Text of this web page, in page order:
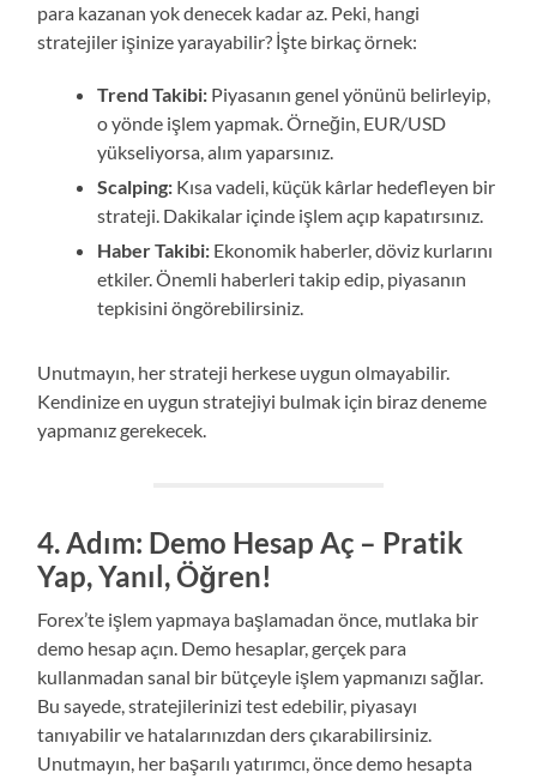
para kazanan yok denecek kadar az. Peki, hangi
stratejiler işinize yarayabilir? İşte birkaç örnek:
Trend Takibi: Piyasanın genel yönünü belirleyip,
o yönde işlem yapmak. Örneğin, EUR/USD
yükseliyorsa, alım yaparsınız.
Scalping: Kısa vadeli, küçük kârlar hedefleyen bir
strateji. Dakikalar içinde işlem açıp kapatırsınız.
Haber Takibi: Ekonomik haberler, döviz kurlarını
etkiler. Önemli haberleri takip edip, piyasanın
tepkisini öngörebilirsiniz.
Unutmayın, her strateji herkese uygun olmayabilir.
Kendinize en uygun stratejiyi bulmak için biraz deneme
yapmanız gerekecek.
4. Adım: Demo Hesap Aç – Pratik
Yap, Yanıl, Öğren!
Forex’te işlem yapmaya başlamadan önce, mutlaka bir
demo hesap açın. Demo hesaplar, gerçek para
kullanmadan sanal bir bütçeyle işlem yapmanızı sağlar.
Bu sayede, stratejilerinizi test edebilir, piyasayı
tanıyabilir ve hatalarınızdan ders çıkarabilirsiniz.
Unutmayın, her başarılı yatırımcı, önce demo hesapta